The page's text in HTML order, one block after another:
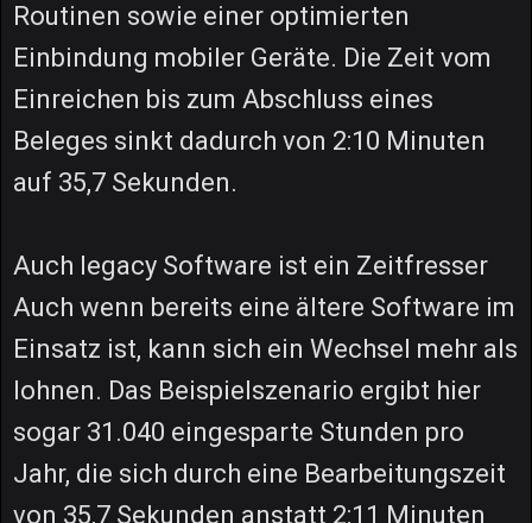
Routinen sowie einer optimierten
Einbindung mobiler Geräte. Die Zeit vom
Einreichen bis zum Abschluss eines
Beleges sinkt dadurch von 2:10 Minuten
auf 35,7 Sekunden.
Auch legacy Software ist ein Zeitfresser
Auch wenn bereits eine ältere Software im
Einsatz ist, kann sich ein Wechsel mehr als
lohnen. Das Beispielszenario ergibt hier
sogar 31.040 eingesparte Stunden pro
Jahr, die sich durch eine Bearbeitungszeit
von 35,7 Sekunden anstatt 2:11 Minuten